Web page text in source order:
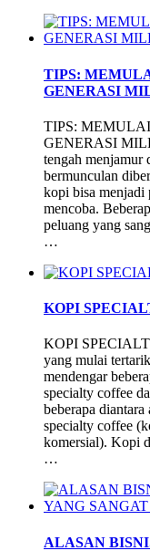
TIPS:
GENERASI
TIPS:
GENERASI
tengah menjamur
bermunculan
kopi bisa menjadi
mencoba.
peluang yang
…
KOPI
KOPI
yang mulai
mendengar
specialty coffee
beberapa
specialty coffee
komersial). Kopi
…
ALASAN